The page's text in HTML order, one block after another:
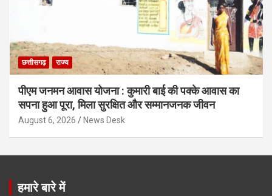
छत्तीसगढ़ राज्य
पीएम जनमन आवास योजना : कुमारी बाई की पक्के आवास का
सपना हुआ पूरा, मिला सुरक्षित और सम्मानजनक जीवन
August 6, 2026 News Desk
हमारे बारे में